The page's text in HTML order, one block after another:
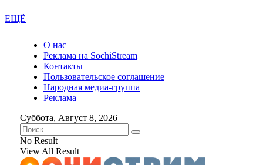
ЕЩЁ
О нас
Реклама на SochiStream
Контакты
Пользовательское соглашение
Народная медиа-группа
Реклама
Суббота, Август 8, 2026
No Result
View All Result